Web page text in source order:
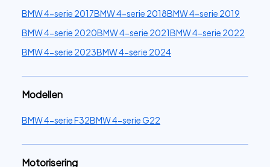
BMW 4-serie 2017BMW 4-serie 2018BMW 4-serie 2019
BMW 4-serie 2020BMW 4-serie 2021BMW 4-serie 2022
BMW 4-serie 2023BMW 4-serie 2024
Modellen
BMW 4-serie F32BMW 4-serie G22
Motorisering